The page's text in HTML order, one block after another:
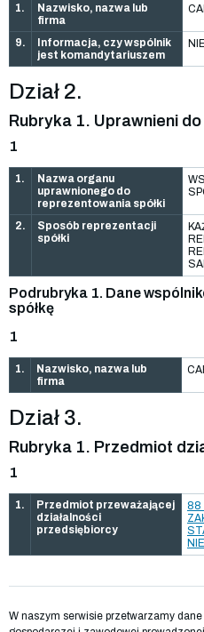
1.
Nazwisko, nazwa lub
firma
9.
Informacja, czy wspólnik
jest komandytariuszem
Dział 2.
Rubryka 1. Uprawnieni
1
1.
Nazwa organu
uprawnionego do
reprezentowania spółki
2.
Sposób reprezentacji
spółki
Podrubryka 1. Dane
spółkę
1
1.
Nazwisko, nazwa lub
firma
Dział 3.
Rubryka 1. Przedmiot
1
1.
Przedmiot przeważającej
działalności
przedsiębiorcy
88
W naszym serwisie przetwarzamy